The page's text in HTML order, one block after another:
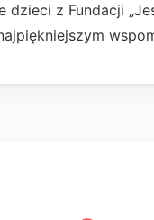
dzieci z Fundacji